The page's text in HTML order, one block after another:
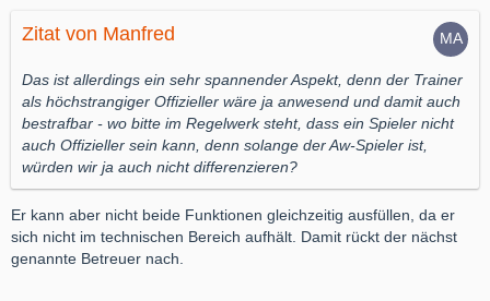
Zitat von Manfred
Das ist allerdings ein sehr spannender Aspekt, denn der Trainer
als höchstrangiger Offizieller wäre ja anwesend und damit auch
bestrafbar - wo bitte im Regelwerk steht, dass ein Spieler nicht
auch Offizieller sein kann, denn solange der Aw-Spieler ist,
würden wir ja auch nicht differenzieren?
Er kann aber nicht beide Funktionen gleichzeitig ausfüllen, da er
sich nicht im technischen Bereich aufhält. Damit rückt der nächst
genannte Betreuer nach.